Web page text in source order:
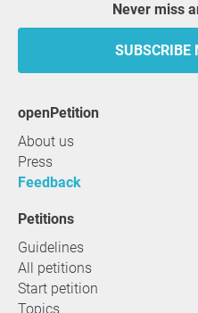
Never miss
SUBSCRIBE
openPetition
About us
Press
Feedback
Petitions
Guidelines
All petitions
Start petition
Topics